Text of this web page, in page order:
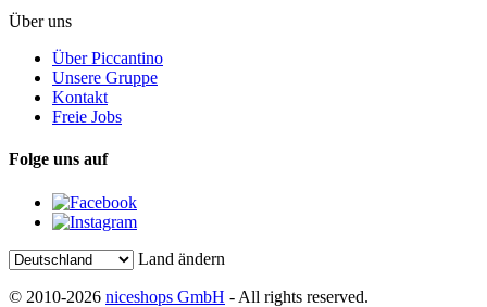
Über uns
Über Piccantino
Unsere Gruppe
Kontakt
Freie Jobs
Folge uns auf
Land ändern
© 2010-2026 niceshops GmbH - All rights reserved.